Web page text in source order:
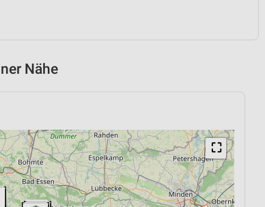
Nähe
⛶